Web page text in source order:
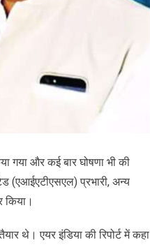
गया और कई बार घोषणा भी की
(एआईएटीएसएल) प्रभारी, अन्य
किया।
थे। एयर इंडिया की रिपोर्ट में कहा